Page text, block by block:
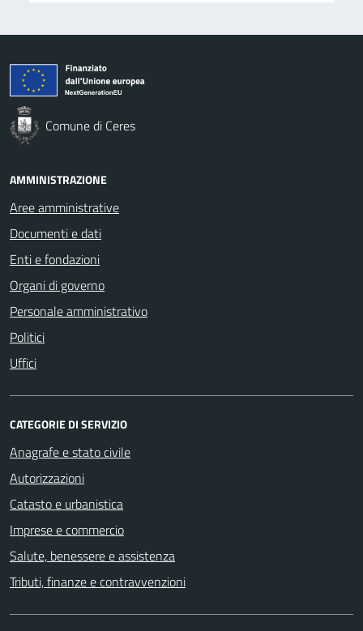
Comune di Ceres
AMMINISTRAZIONE
Aree amministrative
Documenti e dati
Enti e fondazioni
Organi di governo
Personale amministrativo
Politici
Uffici
CATEGORIE DI SERVIZIO
Anagrafe e stato civile
Autorizzazioni
Catasto e urbanistica
Imprese e commercio
Salute, benessere e assistenza
Tributi, finanze e contravvenzioni